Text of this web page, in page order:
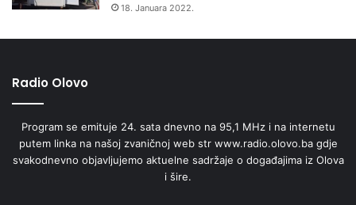
18. Januara 2022.
Radio Olovo
Program se emituje 24. sata dnevno na 95,1 MHz i na internetu
putem linka na našoj zvaničnoj web str www.radio.olovo.ba gdje
svakodnevno objavljujemo aktuelne sadržaje o događajima iz Olova
i šire.